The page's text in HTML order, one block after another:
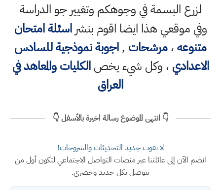
لزرع البسمة في وجوهكم وتغيير جو الدراسة
وفي موقعي هذا ايضا اقوم بنشراسئلة امتحان
متنوعه،مرشحات ,اجوبة نموذجية للسادس
الاعدادي ، وكل شيء يخصالكليات والمعاهد في
العراق
👇 انتهى الموضوع رسالة اخيرة بالأسفل 👇
لا تفوت جديد التحديثات والشروحات!
انضم الآن إلى عائلتنا عبر منصات التواصل الاجتماعي لتكون أول من
يتوصل بكل جديد وحصري.